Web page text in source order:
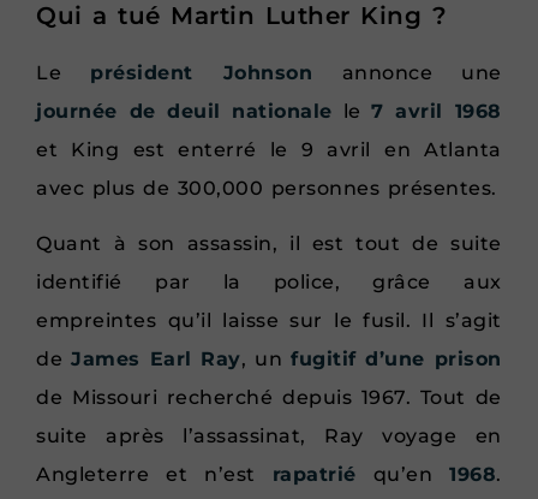
Qui a tué Martin Luther King ?
Le président Johnson annonce une
journée de deuil nationale le7 avril 1968
et King est enterré le 9 avril en Atlanta
avec plus de 300,000 personnes présentes.
Quant à son assassin, il est tout de suite
identifié par la police, grâce aux
empreintes qu’il laisse sur le fusil. Il s’agit
deJames Earl Ray, un fugitif d’une prison
de Missouri recherché depuis 1967. Tout de
suite après l’assassinat, Ray voyage en
Angleterre et n’est rapatrié qu’en1968.